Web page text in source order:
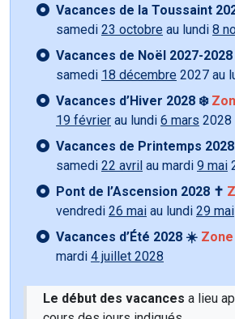
Vacances de la Toussaint
samedi 23 octobre au lundi 8
Vacances de Noël 2027-2028
samedi 18 décembre 2027 au
Vacances d’Hiver 2028 ❄️
19 février au lundi 6 mars 2028
Vacances de Printemps 2028
samedi 22 avril au mardi 9 mai
Pont de l’Ascension 2028 ✝️
vendredi 26 mai au lundi 29 mai
Vacances d’Été 2028 ☀️
mardi 4 juillet 2028
Le début des vacances a lieu